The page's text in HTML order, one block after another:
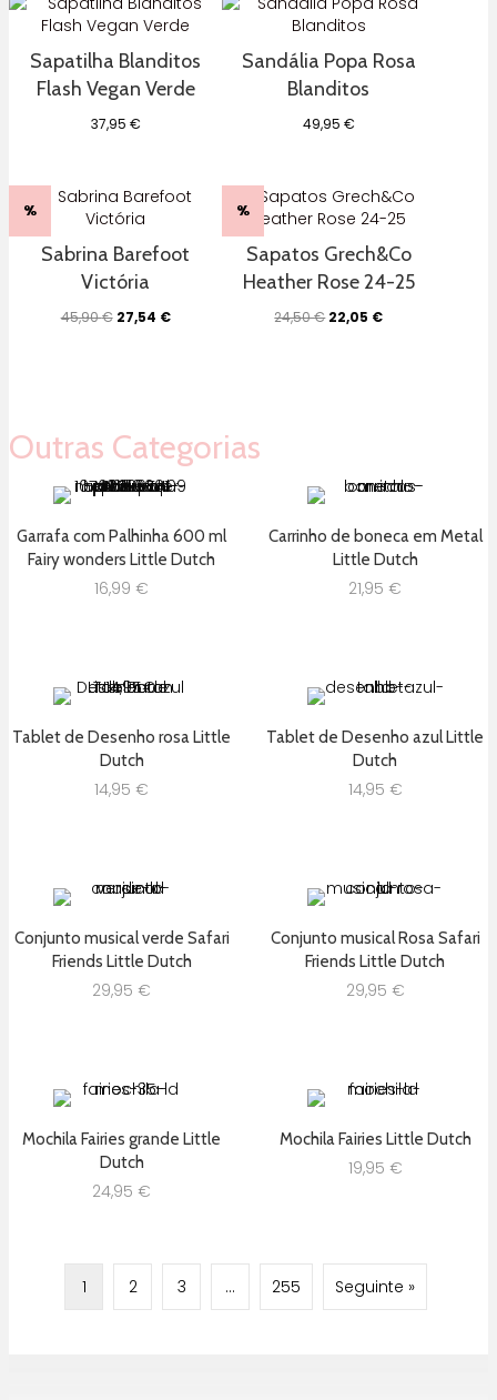
Sapatilha Blanditos
Flash Vegan Verde
37,95 €
Sandália Popa Rosa
Blanditos
49,95 €
%
Sabrina Barefoot
Victória
45,90€ O
27,54 €O
%
Sapatos Grech&Co
Heather Rose 24-25
24,50€ O
22,05 €O
Outras Categorias
Garrafa com Palhinha 600 ml
Fairy wonders Little Dutch
16,99 €
Carrinho de boneca em Metal
Little Dutch
21,95 €
Tablet de Desenho rosa Little
Dutch
14,95 €
Tablet de Desenho azul Little
Dutch
14,95 €
Conjunto musical verde Safari
Friends Little Dutch
29,95 €
Conjunto musical Rosa Safari
Friends Little Dutch
29,95 €
Mochila Fairies grande Little
Dutch
24,95 €
Mochila Fairies Little Dutch
19,95 €
1 2 3 … 255 Seguinte »